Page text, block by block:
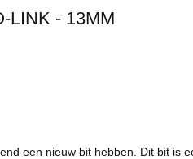
LINK - 13MM
een nieuw bit hebben. Dit bit is